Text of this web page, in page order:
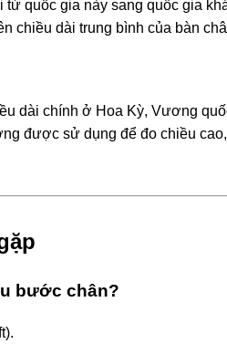
từ quốc gia này sang quốc gia
chiều dài trung bình của bàn
dài chính ở Hoa Kỳ, Vương
được sử dụng để đo chiều
bước chân?